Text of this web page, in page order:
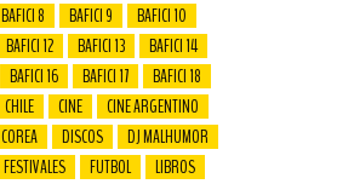
BAFICI 8 BAFICI 9
BAFICI 10
BAFICI 12 BAFICI 13
BAFICI 14
BAFICI 16 BAFICI 17
BAFICI 18
CHILE CINE
CINE ARGENTINO
COREA DISCOS
DJ MALHUMOR
FESTIVALES FUTBOL
LIBROS